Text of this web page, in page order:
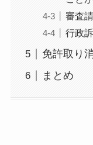
審査
行政
免許取り
まとめ